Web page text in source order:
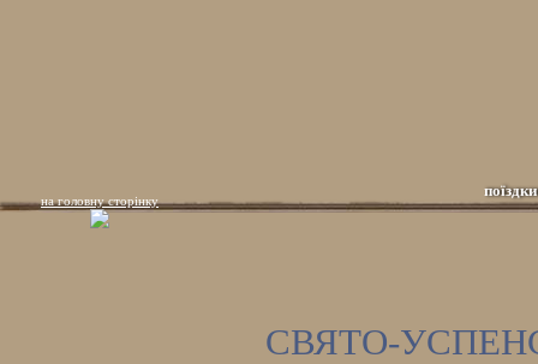
поїздки
на головну сторінку
СВЯТО-